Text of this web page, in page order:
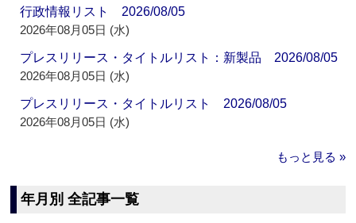
行政情報リスト 2026/08/05
2026年08月05日 (水)
プレスリリース・タイトルリスト：新製品 2026/08/05
2026年08月05日 (水)
プレスリリース・タイトルリスト 2026/08/05
2026年08月05日 (水)
もっと見る »
年月別 全記事一覧